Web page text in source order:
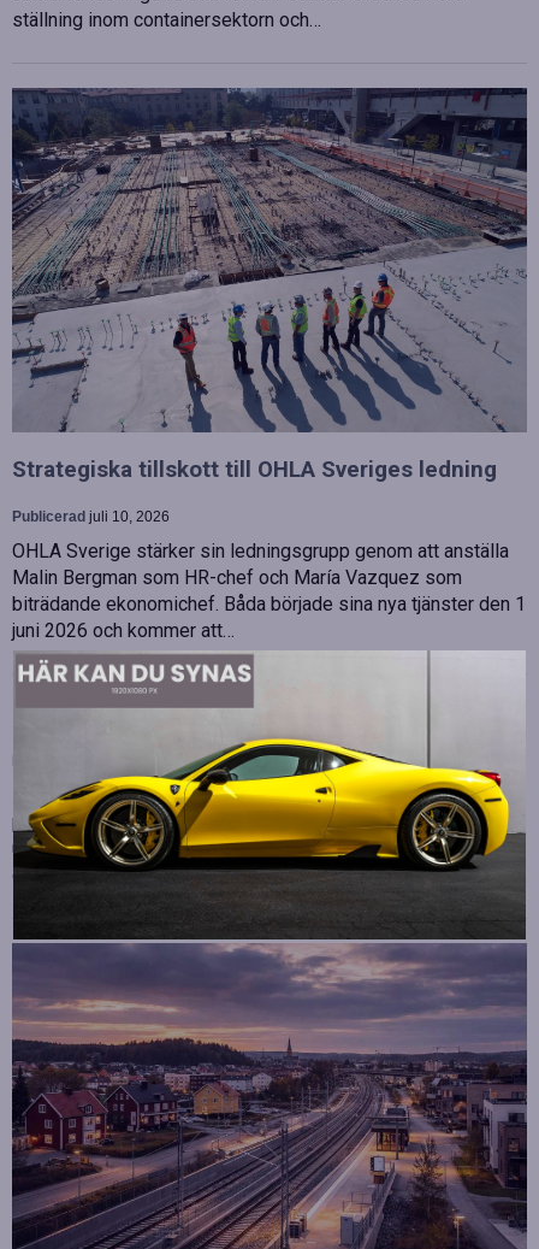
ställning inom containersektorn och…
Strategiska tillskott till OHLA Sveriges ledning
Publicerad juli 10, 2026
OHLA Sverige stärker sin ledningsgrupp genom att anställa
Malin Bergman som HR-chef och María Vazquez som
biträdande ekonomichef. Båda började sina nya tjänster den 1
juni 2026 och kommer att…
Betydelsen av snabb internetanslutning för e-
sport
E-sport har utvecklats från att vara en hobby till en
professionell disciplin där varje millisekund kan avgöra
utgången av en tävling. Spelare lägger stor vikt vid hårdvara
och spelmekaniker, men…